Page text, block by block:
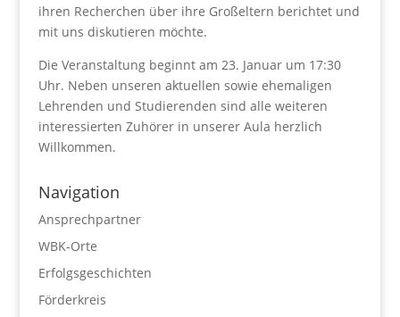
ihren Recherchen über ihre Großeltern berichtet und
mit uns diskutieren möchte.
Die Veranstaltung beginnt am 23. Januar um 17:30
Uhr. Neben unseren aktuellen sowie ehemaligen
Lehrenden und Studierenden sind alle weiteren
interessierten Zuhörer in unserer Aula herzlich
Willkommen.
Navigation
Ansprechpartner
WBK-Orte
Erfolgsgeschichten
Förderkreis